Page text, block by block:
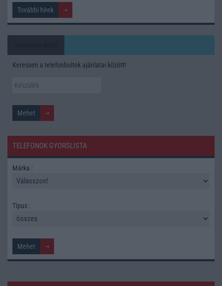
További hírek
Keressen a telefonboltok ajánlatai között!
TELEFONOK GYORSLISTA
Márka :
Tipus :